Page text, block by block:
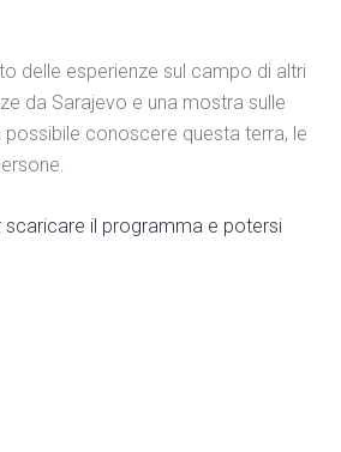
delle esperienze sul campo di altri
da Sarajevo e una mostra sulle
conoscere questa terra, le
scaricare il programma e potersi